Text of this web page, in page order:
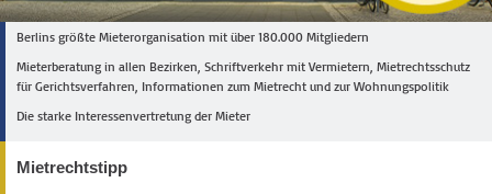
Berlins größte Mieterorganisation mit über 180.000 Mitgliedern
Mieterberatung in allen Bezirken, Schriftverkehr mit Vermietern, Mietrechtsschutz
für Gerichtsverfahren, Informationen zum Mietrecht und zur Wohnungspolitik
Die starke Interessenvertretung der Mieter
Mietrechtstipp